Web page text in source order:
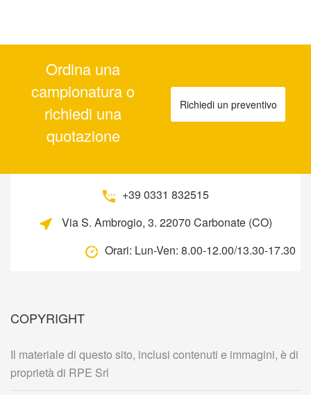
Ordina una
campionatura o
richiedi una
quotazione
Richiedi un preventivo
+39 0331 832515
Via S. Ambrogio, 3. 22070 Carbonate (CO)
Orari: Lun-Ven: 8.00-12.00/13.30-17.30
COPYRIGHT
Il materiale di questo sito, inclusi contenuti e immagini, è di
proprietà di RPE Srl